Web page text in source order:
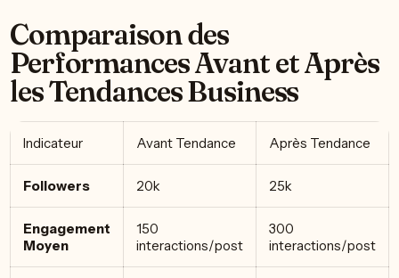
Comparaison des
Performances Avant et Après
les Tendances Business
Indicateur Avant Tendance Après Tendance
Followers 20k 25k
Engagement
Moyen
150
interactions/post
300
interactions/post